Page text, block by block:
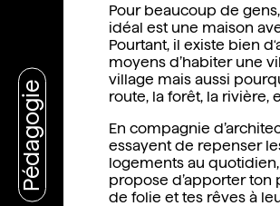
Pédagogie
Pour beaucoup de gens,
idéal est une maison
Pourtant, il existe bien
moyens d’habiter une
village mais aussi
route, la forêt, la rivière,
En compagnie
essayent de repenser
logements au quotidien,
propose d’apporter ton
de folie et tes rêves à